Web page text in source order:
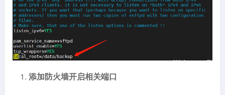
添加防火墙开启相关端口